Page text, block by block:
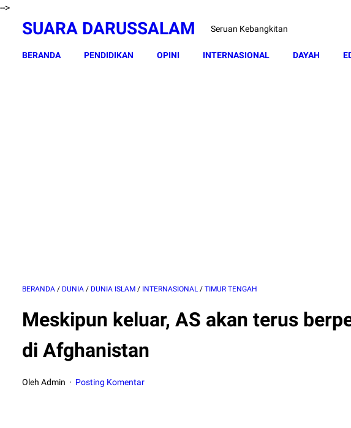
-->
SUARA DARUSSALAM Seruan Kebangkitan
BERANDA PENDIDIKAN OPINI INTERNASIONAL DAYAH
BERANDA / DUNIA / DUNIA ISLAM / INTERNASIONAL / TIMUR TENGAH
Meskipun keluar, AS akan terus
di Afghanistan
Oleh Admin Posting Komentar